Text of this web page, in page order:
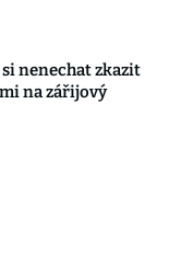
si nenechat zkazit
na zářijový